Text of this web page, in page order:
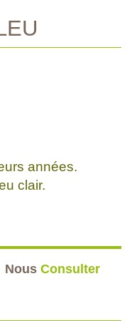
années.
clair.
Nous Consulter